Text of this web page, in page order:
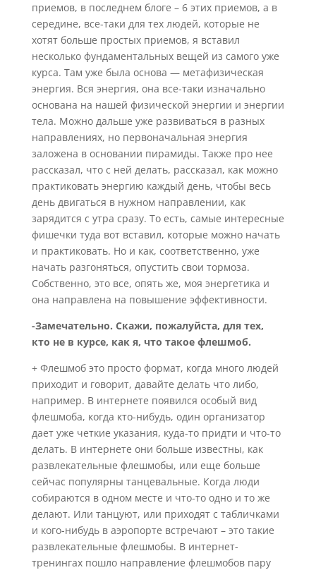
приемов, в последнем блоге – 6 этих приемов, а в
середине, все-таки для тех людей, которые не
хотят больше простых приемов, я вставил
несколько фундаментальных вещей из самого уже
курса. Там уже была основа — метафизическая
энергия. Вся энергия, она все-таки изначально
основана на нашей физической энергии и энергии
тела. Можно дальше уже развиваться в разных
направлениях, но первоначальная энергия
заложена в основании пирамиды. Также про нее
рассказал, что с ней делать, рассказал, как можно
практиковать энергию каждый день, чтобы весь
день двигаться в нужном направлении, как
зарядится с утра сразу. То есть, самые интересные
фишечки туда вот вставил, которые можно начать
и практиковать. Но и как, соответственно, уже
начать разгоняться, опустить свои тормоза.
Собственно, это все, опять же, моя энергетика и
она направлена на повышение эффективности.
-Замечательно. Скажи, пожалуйста, для тех,
кто не в курсе, как я, что такое флешмоб.
+ Флешмоб это просто формат, когда много людей
приходит и говорит, давайте делать что либо,
например. В интернете появился особый вид
флешмоба, когда кто-нибудь, один организатор
дает уже четкие указания, куда-то придти и что-то
делать. В интернете они больше известны, как
развлекательные флешмобы, или еще больше
сейчас популярны танцевальные. Когда люди
собираются в одном месте и что-то одно и то же
делают. Или танцуют, или приходят с табличками
и кого-нибудь в аэропорте встречают – это такие
развлекательные флешмобы. В интернет-
тренингах пошло направление флешмобов пару